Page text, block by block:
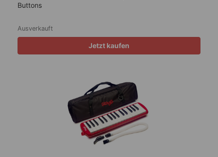
Buttons
Ausverkauft
Jetzt kaufen